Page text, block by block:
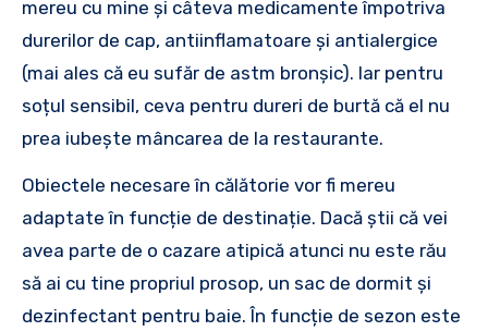
mereu cu mine și câteva medicamente împotriva
durerilor de cap, antiinflamatoare și antialergice
(mai ales că eu sufăr de astm bronșic). Iar pentru
soțul sensibil, ceva pentru dureri de burtă că el nu
prea iubește mâncarea de la restaurante.
Obiectele necesare în călătorie vor fi mereu
adaptate în funcție de destinație. Dacă știi că vei
avea parte de o cazare atipică atunci nu este rău
să ai cu tine propriul prosop, un sac de dormit și
dezinfectant pentru baie. În funcție de sezon este